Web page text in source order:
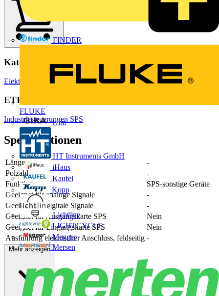
FINDER
FLUKE
Gira
HT Instruments GmbH
iHaus
Kaufel
Kopp
Lichtline
LIGHTCYCLE
Megger
Mersen
Kategorien
Elektrokabel & LeitungenSpezialkabel
ETIM Group
Industriesteuerungen SPS
Spezifikationen
Länge
-
Polzahl
-
Funktion
SPS-sonstige Geräte
Geeignet für analoge Signale
-
Geeignet für digitale Signale
-
Geeignet für Ausgangskarte SPS
Nein
Geeignet für Eingangskarte SPS
Nein
Ausführung elektrischer Anschluss, feldseitig -
Mehr anzeigen